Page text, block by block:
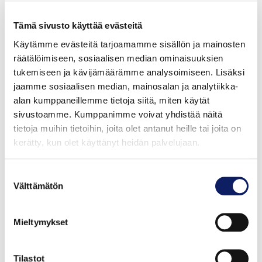
Tämä sivusto käyttää evästeitä
Käytämme evästeitä tarjoamamme sisällön ja mainosten
räätälöimiseen, sosiaalisen median ominaisuuksien
tukemiseen ja kävijämäärämme analysoimiseen. Lisäksi
jaamme sosiaalisen median, mainosalan ja analytiikka-
alan kumppaneillemme tietoja siitä, miten käytät
sivustoamme. Kumppanimme voivat yhdistää näitä
tietoja muihin tietoihin, joita olet antanut heille tai joita on
kerätty, kun olet käyttänyt heidän palvelujaan.
valinta
Välttämätön
Mieltymykset
Tilastot
Meira Nova tulee sertifioimaan ISO 9001
järjestelmän 11/2023 ja mahdollisesti ISO 14001
järjestelmän samaan aikaan.
Vastuullisuusraportointia kehitetään ja vuosittainen
julkaistaan vastuullisuuskatsaus.
Henkilöstön osallistaminen ja kouluttaminen
Kierrätykseen panostaminen ja ideoiden hakeminen
Lue lisää:Meira Nova – Vastuullisuuskatsaus 2021